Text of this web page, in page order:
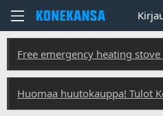
Free emergency heating
Huomaa huutokauppa! Tulot